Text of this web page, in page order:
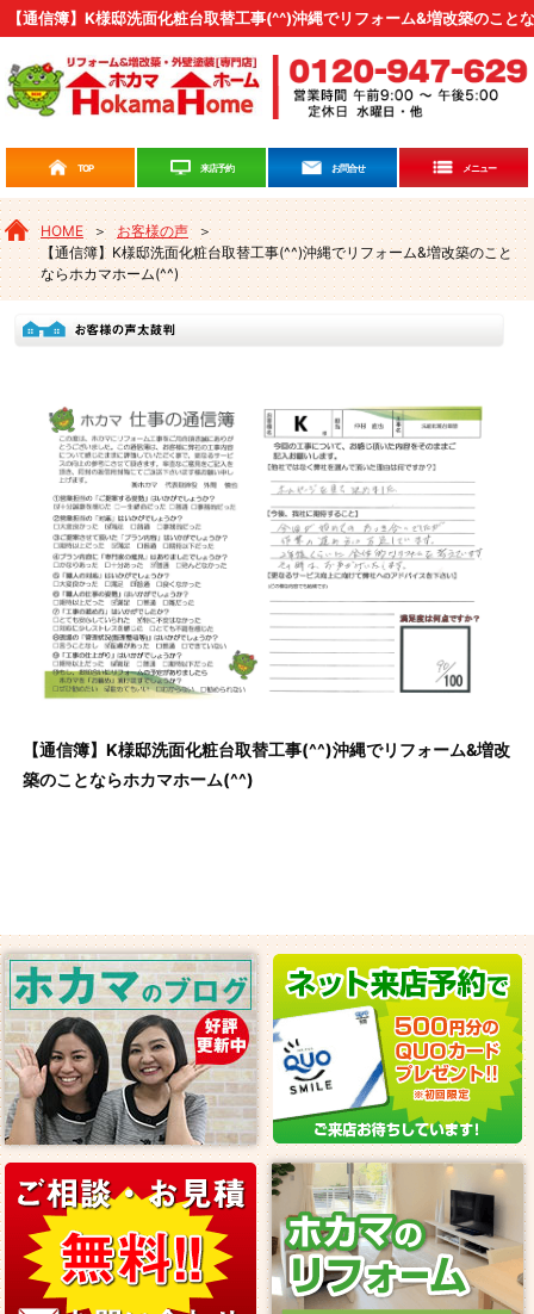
【通信簿】K様邸洗面化粧台取替工事(^^)沖縄でリフォーム&増改築のこと
TOP 来店予約 お問合せ メニュー
HOME ＞ お客様の声
＞
【通信簿】K様邸洗面化粧台取替工事(^^)沖縄でリフォーム&増改築のこと
ならホカマホーム(^^)
【通信簿】K様邸洗面化粧台取替工事(^^)沖縄でリフォーム&増改
築のことならホカマホーム(^^)